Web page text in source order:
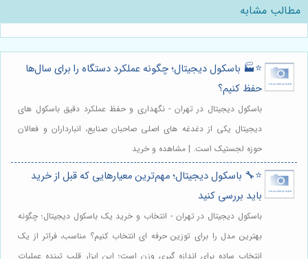
مطالب مشابه
⭐️🏭 باسکول دیجیتال؛ چگونه عملکرد دستگاه را برای سال‌ها
حفظ کنیم؟
باسکول دیجیتال در تهران - نگهداری و حفظ عملکرد دقیق باسکول های
دیجیتال یکی از دغدغه های اصلی صاحبان صنایع، انبارداران و فعالان
حوزه لجستیک است. | مشاهده و خرید
⭐️🔧 باسکول دیجیتال؛ مهم‌ترین معیارهایی که قبل از خرید
باید بررسی کنید
باسکول دیجیتال در تهران - انتخاب و خرید یک باسکول دیجیتال؛ چگونه
بهترین مدل را برای توزین حرفه ای انتخاب کنیم؟ مناسب، فراتر از یک
انتخاب ساده برای اندازه گیری وزن است؛ این ابزار قلب تپنده عملیات